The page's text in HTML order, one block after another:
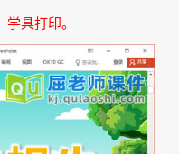
具打印。